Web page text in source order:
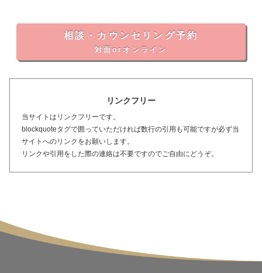
相談・カウンセリング予約
対面orオンライン
リンクフリー
当サイトはリンクフリーです。
blockquoteタグで囲っていただければ数行の引用も可能ですが必ず当
サイトへのリンクをお願いします。
リンクや引用をした際の連絡は不要ですのでご自由にどうぞ。